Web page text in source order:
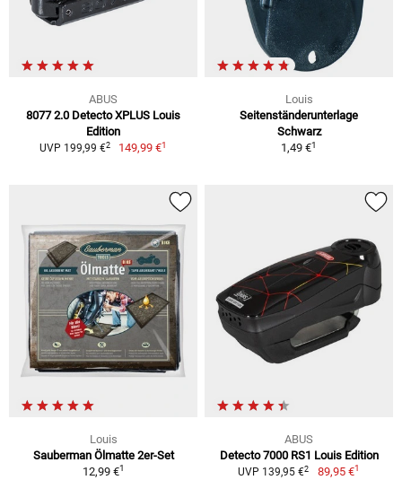
ABUS
8077 2.0 Detecto XPLUS Louis
Edition
UVP 199,99 €2 149,99 €1
Louis
Seitenständerunterlage
Schwarz
1,49 €1
Louis
Sauberman Ölmatte 2er-Set
12,99 €1
ABUS
Detecto 7000 RS1 Louis Edition
UVP 139,95 €2 89,95 €1